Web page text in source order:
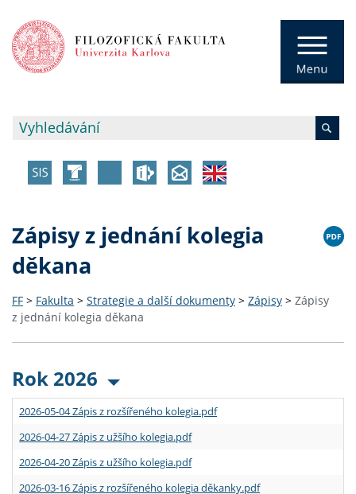
Zápisy z jednání kolegia
děkana
FF > Fakulta > Strategie a další dokumenty > Zápisy > Zápisy
z jednání kolegia děkana
Rok 2026
2026-05-04 Zápis z rozšířeného kolegia.pdf
2026-04-27 Zápis z užšího kolegia.pdf
2026-04-20 Zápis z užšího kolegia.pdf
2026-03-16 Zápis z rozšířeného kolegia děkanky.pdf